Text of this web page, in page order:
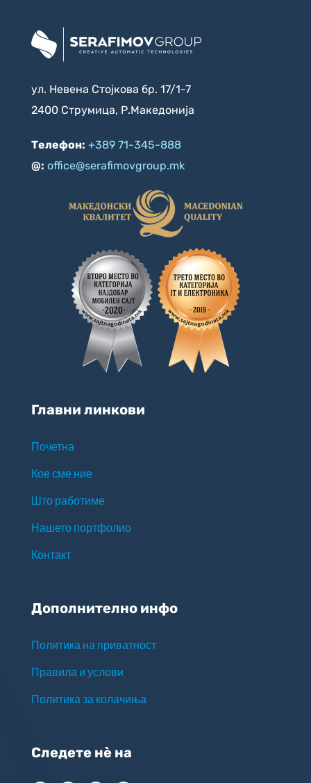
ул. Невена Стојкова бр. 17/1-7
2400 Струмица, Р.Македонија
Телефон: +389 71-345-888
@: office@serafimovgroup.mk
Главни линкови
Почетна
Кое сме ние
Што работиме
Нашето портфолио
Контакт
Дополнително инфо
Политика на приватност
Правила и услови
Политика за колачиња
Следете нѐ на